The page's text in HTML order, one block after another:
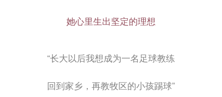
她心里生出坚定的理想
“长大以后我想成为一名足球教练
回到家乡，再教牧区的小孩踢球”